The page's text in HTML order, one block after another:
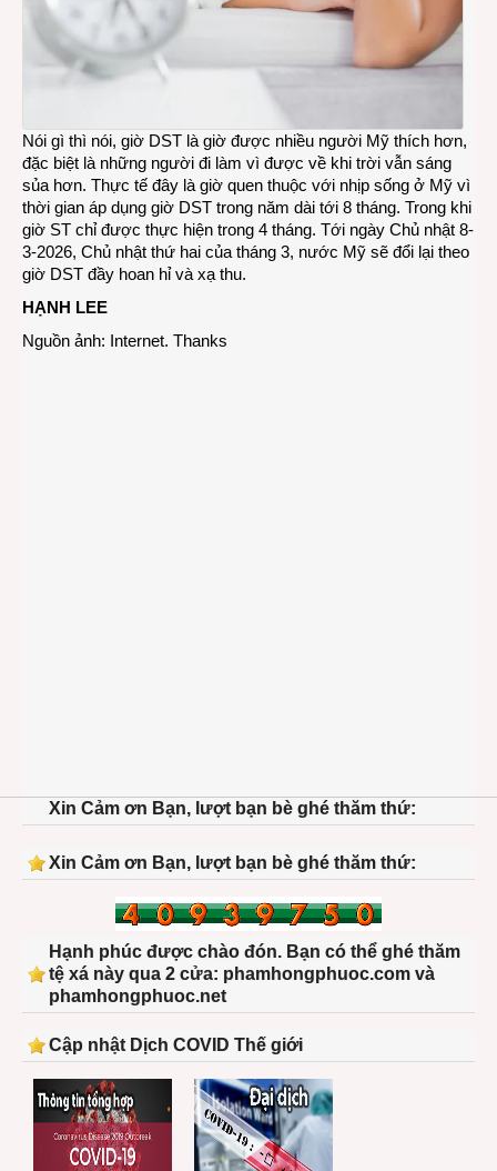
Nói gì thì nói, giờ DST là giờ được nhiều người Mỹ thích hơn,
đặc biệt là những người đi làm vì được về khi trời vẫn sáng
sủa hơn. Thực tế đây là giờ quen thuộc với nhịp sống ở Mỹ vì
thời gian áp dụng giờ DST trong năm dài tới 8 tháng. Trong khi
giờ ST chỉ được thực hiện trong 4 tháng. Tới ngày Chủ nhật 8-
3-2026, Chủ nhật thứ hai của tháng 3, nước Mỹ sẽ đổi lại theo
giờ DST đầy hoan hỉ và xạ thu.
HẠNH LEE
Nguồn ảnh: Internet. Thanks
Xin Cảm ơn Bạn, lượt bạn bè ghé thăm thứ:
Xin Cảm ơn Bạn, lượt bạn bè ghé thăm thứ:
Hạnh phúc được chào đón. Bạn có thể ghé thăm
tệ xá này qua 2 cửa: phamhongphuoc.com và
phamhongphuoc.net
Cập nhật Dịch COVID Thế giới